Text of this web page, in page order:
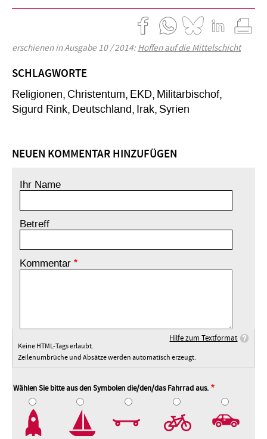
erschienen in Ausgabe 10 / 2014:Hoffen auf die Mittelschicht
SCHLAGWORTE
Religionen Christentum EKD Militärbischof
Sigurd Rink Deutschland Irak Syrien
NEUEN KOMMENTAR HINZUFÜGEN
Ihr Name
Betreff
Kommentar
Hilfe zum Textformat
Keine HTML-Tags erlaubt.
Zeilenumbrüche und Absätze werden automatisch erzeugt.
Wählen Sie bitte aus den Symbolen die/den/das Fahrrad aus.